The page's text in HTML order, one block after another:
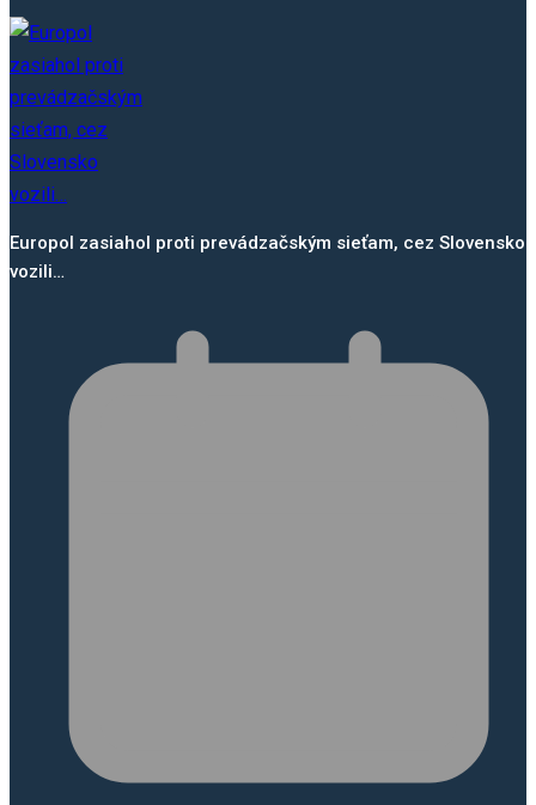
Europol zasiahol proti prevádzačským sieťam, cez Slovensko
vozili…